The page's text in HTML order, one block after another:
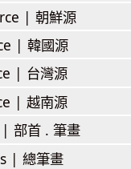
| 朝鮮源
| 韓國源
| 台灣源
| 越南源
部首 . 筆畫
| 總筆畫